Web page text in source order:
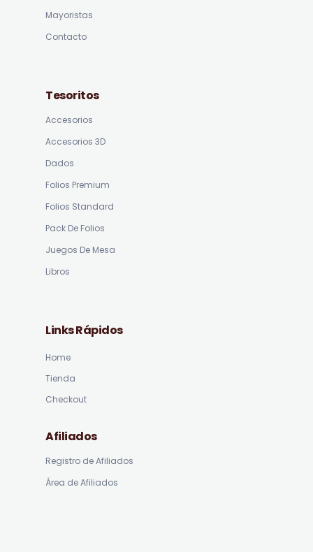
Mayoristas
Contacto
Tesoritos
Accesorios
Accesorios 3D
Dados
Folios Premium
Folios Standard
Pack De Folios
Juegos De Mesa
Libros
Links Rápidos
Home
Tienda
Checkout
Afiliados
Registro de Afiliados
Área de Afiliados